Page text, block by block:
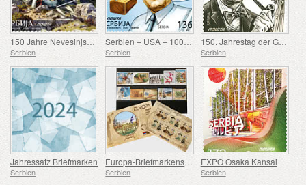
150 Jahre Nevesinjska puška
Serbien
Serbien – USA – 100. Geburtstag von Douglas Engelbart
Serbien
150. Jahrestag der Geburt von Rodolphe Archibald Reiss
Serbien
Jahressatz Briefmarken
Serbien
Europa-Briefmarkensatz 2007-2016
Serbien
EXPO Osaka Kansai
Serbien